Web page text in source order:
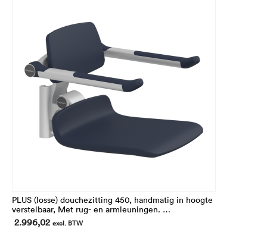
PLUS (losse) douchezitting 450, handmatig in hoogte
verstelbaar, Met rug- en armleuningen.
Handmatig
In hoogte 195 mm verstelbaar.
2.996,02 excl. BTW